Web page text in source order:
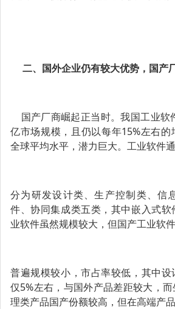
二、国外企业仍有较大优势，国产
国产厂商崛起正当时。我国工业软
亿市场规模，且仍以每年15%左右
全球平均水平，潜力巨大。工业软件
分为研发设计类、生产控制类、信
件、协同集成类五类，其中嵌入式
业软件虽然规模较大，但国产工业软
普遍规模较小，市占率较低，其中
仅5%左右，与国外产品差距较大，
理类产品国产份额较高，但在高端产品